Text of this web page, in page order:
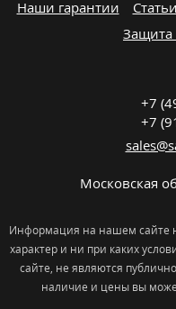
Наши гарантии
Статьи
Защита
+7
+7
Московская
Информация на нашем сайте
характер и ни при каких
сайте, не являются
наличие и цены вы